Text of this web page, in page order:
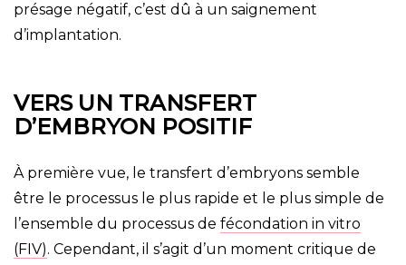
présage négatif, c’est dû à un saignement
d’implantation.
VERS UN TRANSFERT
D’EMBRYON POSITIF
À première vue, le transfert d’embryons semble
être le processus le plus rapide et le plus simple de
l’ensemble du processus de fécondation in vitro
(FIV). Cependant, il s’agit d’un moment critique de